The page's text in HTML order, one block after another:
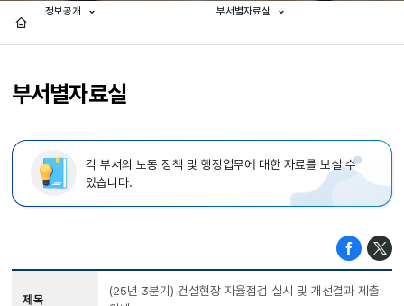
부서별자료실
정보공개 부서별자료실
각 부서의 노동 정책 및 행정업무에 대한 자료를 보실 수
있습니다.
제목
(25년 3분기) 건설현장 자율점검 실시 및 개선결과 제출